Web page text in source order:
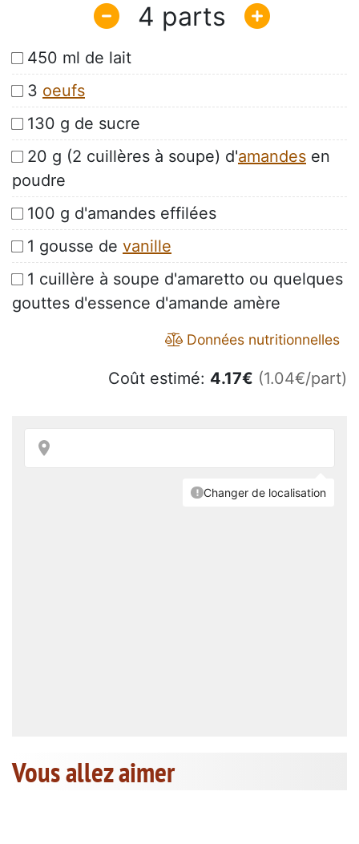
4
450 ml de lait
3 oeufs
130 g de sucre
20 g (2 cuillères à soupe) d'amandes en
poudre
100 g d'amandes effilées
1 gousse de vanille
1 cuillère à soupe d'amaretto ou quelques
gouttes d'essence d'amande amère
Données nutritionnelles
Coût estimé: 4.17€ (1.04€/part)
Vous allez aimer